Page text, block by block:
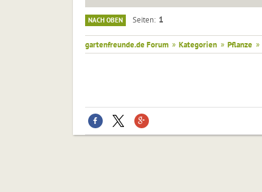
NACH OBEN Seiten 1
gartenfreunde.de Forum » Kategorien » Pflanze »